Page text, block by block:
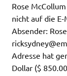
Rose
nicht auf die
Absender:
Adresse hat
Dollar ($